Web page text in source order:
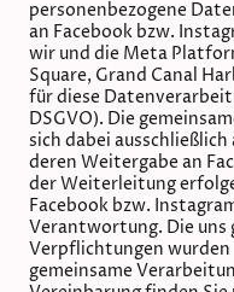
personenbezogene
an Facebook bzw.
wir und die Meta
Square, Grand Canal
für diese
DSGVO). Die
sich dabei
deren Weitergabe an
der Weiterleitung
Facebook bzw.
Verantwortung. Die uns
Verpflichtungen wurden
gemeinsame